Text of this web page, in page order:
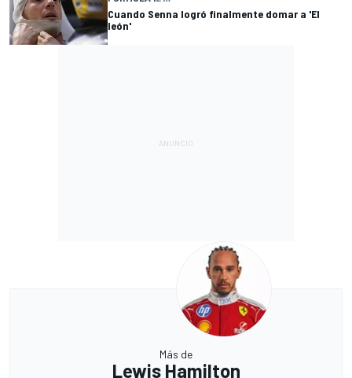
Cuando Senna logró finalmente domar a 'El
león'
Más de
Lewis Hamilton